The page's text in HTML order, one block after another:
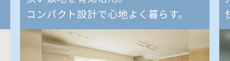
コンパクト設計で心地よく暮らす。